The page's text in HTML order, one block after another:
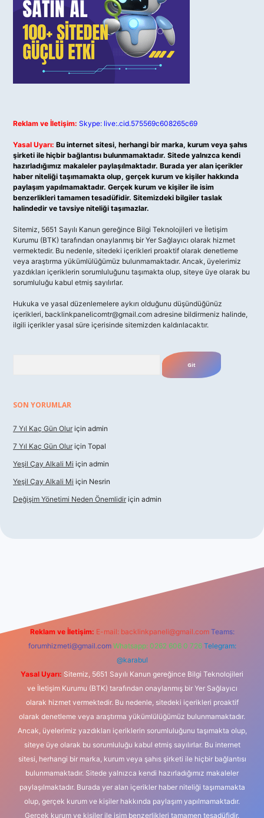
Reklam ve İletişim: Skype: live:.cid.575569c608265c69
Yasal Uyarı: Bu internet sitesi, herhangi bir marka, kurum veya şahıs
şirketi ile hiçbir bağlantısı bulunmamaktadır. Sitede yalnızca kendi
hazırladığımız makaleler paylaşılmaktadır. Burada yer alan içerikler
haber niteliği taşımamakta olup, gerçek kurum ve kişiler hakkında
paylaşım yapılmamaktadır. Gerçek kurum ve kişiler ile isim
benzerlikleri tamamen tesadüfidir. Sitemizdeki bilgiler taslak
halindedir ve tavsiye niteliği taşımazlar.
Sitemiz, 5651 Sayılı Kanun gereğince Bilgi Teknolojileri ve İletişim
Kurumu (BTK) tarafından onaylanmış bir Yer Sağlayıcı olarak hizmet
vermektedir. Bu nedenle, sitedeki içerikleri proaktif olarak denetleme
veya araştırma yükümlülüğümüz bulunmamaktadır. Ancak, üyelerimiz
yazdıkları içeriklerin sorumluluğunu taşımakta olup, siteye üye olarak bu
sorumluluğu kabul etmiş sayılırlar.
Hukuka ve yasal düzenlemelere aykırı olduğunu düşündüğünüz
içerikleri, backlinkpanelicomtr@gmail.com adresine bildirmeniz halinde,
ilgili içerikler yasal süre içerisinde sitemizden kaldırılacaktır.
SON YORUMLAR
7 Yıl Kaç Gün Olur için admin
7 Yıl Kaç Gün Olur için Topal
Yeşil Çay Alkali Mi için admin
Yeşil Çay Alkali Mi için Nesrin
Değişim Yönetimi Neden Önemlidir için admin
Reklam ve İletişim: E-mail: backlinkpaneli@gmail.com Teams:
forumhizmeti@gmail.com Whatsapp: 0262 606 0 726 Telegram:
@karabul
Yasal Uyarı: Sitemiz, 5651 Sayılı Kanun gereğince Bilgi Teknolojileri
ve İletişim Kurumu (BTK) tarafından onaylanmış bir Yer Sağlayıcı
olarak hizmet vermektedir. Bu nedenle, sitedeki içerikleri proaktif
olarak denetleme veya araştırma yükümlülüğümüz bulunmamaktadır.
Ancak, üyelerimiz yazdıkları içeriklerin sorumluluğunu taşımakta olup,
siteye üye olarak bu sorumluluğu kabul etmiş sayılırlar. Bu internet
sitesi, herhangi bir marka, kurum veya şahıs şirketi ile hiçbir bağlantısı
bulunmamaktadır. Sitede yalnızca kendi hazırladığımız makaleler
paylaşılmaktadır. Burada yer alan içerikler haber niteliği taşımamakta
olup, gerçek kurum ve kişiler hakkında paylaşım yapılmamaktadır.
Gerçek kurum ve kişiler ile isim benzerlikleri tamamen tesadüfidir.